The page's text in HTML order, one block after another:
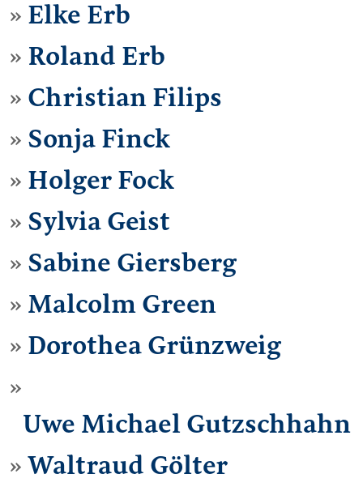
Elke Erb
Roland Erb
Christian Filips
Sonja Finck
Holger Fock
Sylvia Geist
Sabine Giersberg
Malcolm Green
Dorothea Grünzweig
Uwe Michael Gutzschhahn
Waltraud Gölter